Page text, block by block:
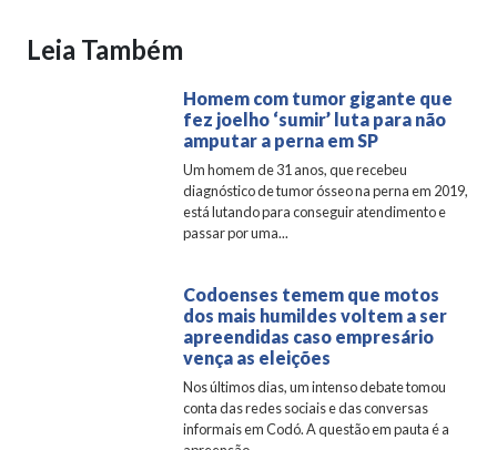
Leia Também
Homem com tumor gigante que
fez joelho ‘sumir’ luta para não
amputar a perna em SP
Um homem de 31 anos, que recebeu
diagnóstico de tumor ósseo na perna em 2019,
está lutando para conseguir atendimento e
passar por uma...
Codoenses temem que motos
dos mais humildes voltem a ser
apreendidas caso empresário
vença as eleições
Nos últimos dias, um intenso debate tomou
conta das redes sociais e das conversas
informais em Codó. A questão em pauta é a